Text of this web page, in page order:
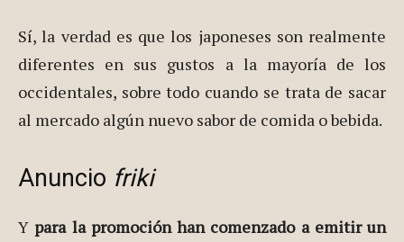
Sí, la verdad es que los japoneses son realmente
diferentes en sus gustos a la mayoría de los
occidentales, sobre todo cuando se trata de sacar
al mercado algún nuevo sabor de comida o bebida.
Anuncio friki
Ypara la promoción han comenzado a emitir un